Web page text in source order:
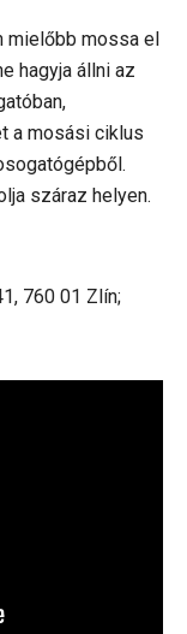
mielőbb mossa el
hagyja állni az
a mosási ciklus
száraz helyen.
760 01 Zlín;